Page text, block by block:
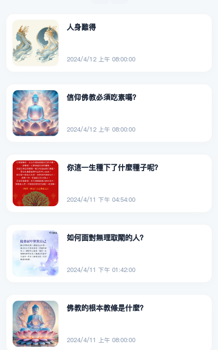
人身難得
2024/4/12 上午 08:00:00
信仰佛教必須吃素嗎？
2024/4/12 上午 08:00:00
你這一生種下了什麼種子呢？
2024/4/11 下午 04:54:00
如何面對無理取鬧的人？
2024/4/11 下午 01:42:00
佛教的根本教條是什麼？
2024/4/11 上午 08:00:00